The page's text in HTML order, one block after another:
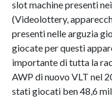
slot machine presenti
(Videolottery,
presenti nelle arguzia
giocate per questi
importante di tutta la
AWP di nuovo VLT nel
stati giocati ben 48,6